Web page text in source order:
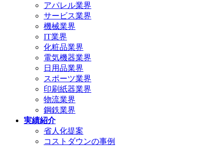
アパレル業界
サービス業界
機械業界
IT業界
化粧品業界
電気機器業界
日用品業界
スポーツ業界
印刷紙器業界
物流業界
鋼鉄業界
実績紹介
省人化提案
コストダウンの事例